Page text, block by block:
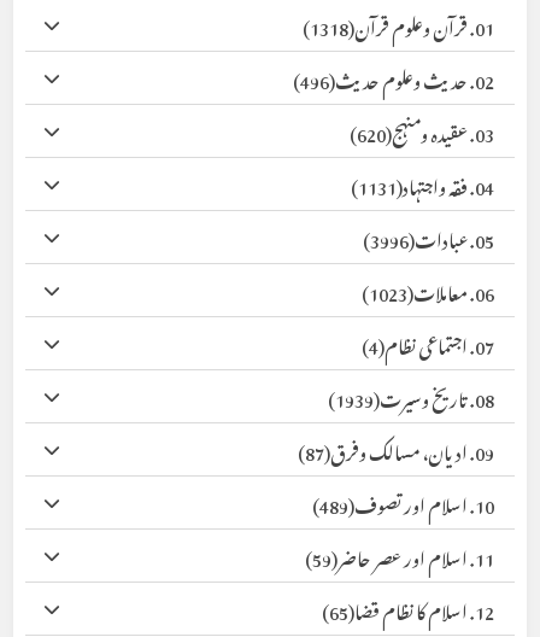
01. قرآن وعلوم قرآن
(1318)
02. حدیث وعلوم حدیث
(496)
03. عقیدہ ومنہج
(620)
04. فقہ واجتہاد
(1131)
05. عبادات
(3996)
06. معاملات
(1023)
07. اجتماعی نظام
(4)
08. تاریخ وسیرت
(1939)
09. ادیان، مسالک وفرق
(87)
10. اسلام اور تصوف
(489)
11. اسلام اور عصر حاضر
(59)
12. اسلام کا نظام قضا
(65)